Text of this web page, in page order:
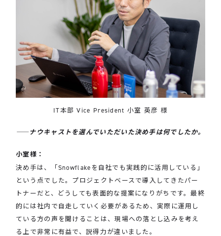
IT本部 Vice President 小室 英彦 様
――ナウキャストを選んでいただいた決め手は何でしたか。
小室様：
決め手は、「Snowflakeを自社でも実践的に活用している」
という点でした。プロジェクトベースで導入してきたパー
トナーだと、どうしても表面的な提案になりがちです。最終
的には社内で自走していく必要があるため、実際に運用し
ている方の声を聞けることは、現場への落とし込みを考え
る上で非常に有益で、説得力が違いました。